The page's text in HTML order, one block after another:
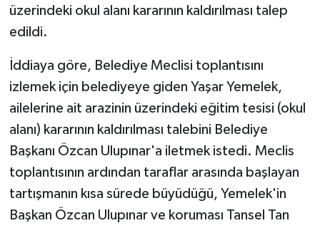
üzerindeki okul alanı kararının kaldırılması talep
edildi.
İddiaya göre, Belediye Meclisi toplantısını
izlemek için belediyeye giden Yaşar Yemelek,
ailelerine ait arazinin üzerindeki eğitim tesisi (okul
alanı) kararının kaldırılması talebini Belediye
Başkanı Özcan Ulupınar'a iletmek istedi. Meclis
toplantısının ardından taraflar arasında başlayan
tartışmanın kısa sürede büyüdüğü, Yemelek'in
Başkan Özcan Ulupınar ve koruması Tansel Tan